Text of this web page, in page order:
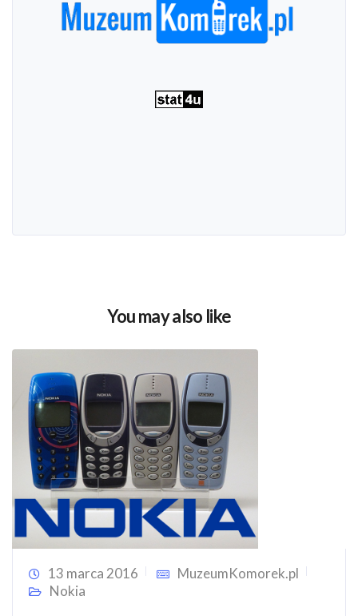
You may also like
13 marca 2016
MuzeumKomorek.pl
Nokia